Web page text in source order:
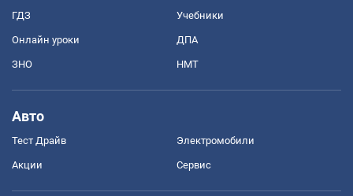
ГДЗ Учебники
Онлайн уроки ДПА
ЗНО НМТ
Авто
Тест Драйв Электромобили
Акции Сервис